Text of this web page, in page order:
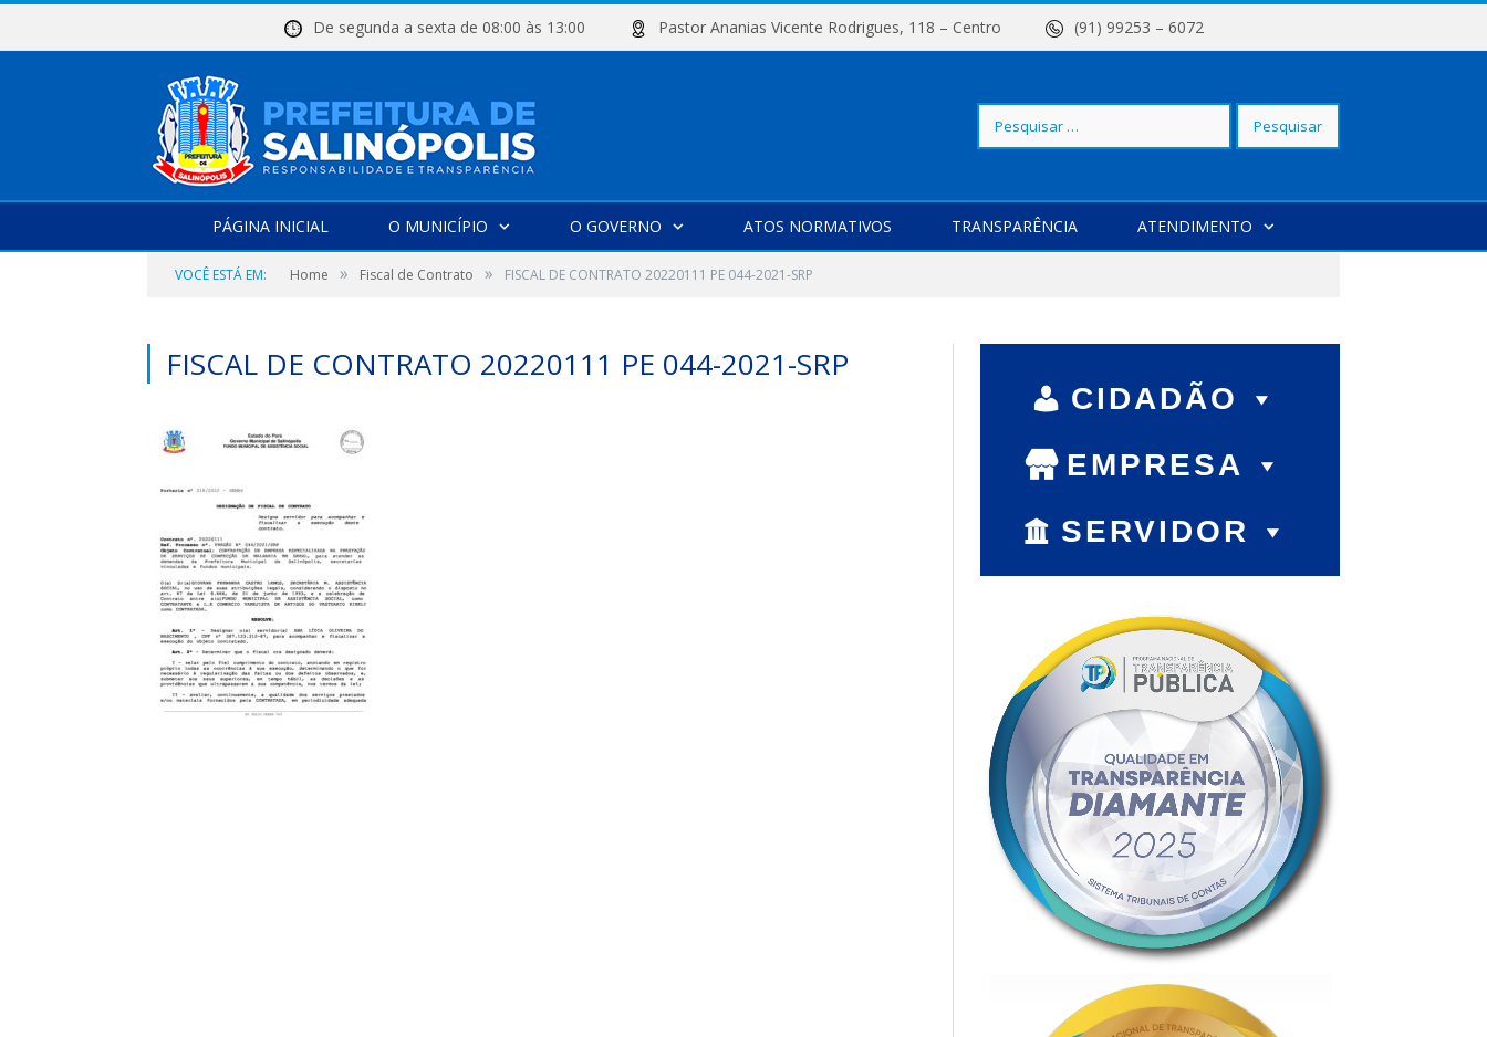
De segunda a sexta de 08:00 às 13:00 Pastor Ananias Vicente Rodrigues, 118 – Centro (91) 99253 – 6072
Pesquisar
PÁGINA INICIAL O MUNICÍPIO O GOVERNO ATOS NORMATIVOS TRANSPARÊNCIA ATENDIMENTO
VOCÊ ESTÁ EM: Home » Fiscal de Contrato » FISCAL DE CONTRATO 20220111 PE 044-2021-SRP
FISCAL DE CONTRATO 20220111 PE 044-2021-SRP
CIDADÃO
EMPRESA
SERVIDOR